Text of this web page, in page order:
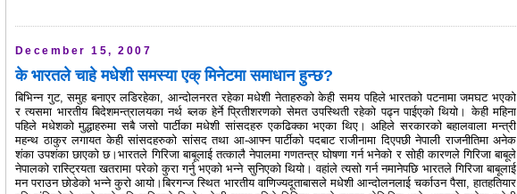
December 15, 2007
के भारतले चाहे मधेशी समस्या एक् मिनेटमा समाधान हुन्छ?
बिभिन्न गुट, समुह बनाएर लडिरहेका, आन्दोलनरत रहेका मधेशी नेताहरुको केही समय पहिले भारतको पटनामा जमघट भएको
र त्यसमा भारतीय बिदेशमन्त्रालयका नर्थ ब्लक हेर्ने प्रितीशरणको सेमत उपस्थिती रहेको पढ्न पाईएको थियो। केही महिना
पहिले मधेशको मुद्धाहरुमा सबै जसो पार्टीका मधेशी सांसदहरु एकढिक्का भएका थिए। अहिले सरकारको बहालवाला मन्त्री
महन्थ ठाकुर लगायत केही सांसदहरुको सांसद तथा आ-आफ्न पार्टीको पदबाट राजीनामा दिएपछी नेपाली राजनीतिमा अनेक
शंका उपशंका छाएको छ।भारतले गिरिजा बाबूलाई तत्कालै नेपालमा गणतन्त्र घोषणा गर्न भनेको र सोही कारणले गिरिजा बाबूले
नेपालको रास्ट्रियता खतरामा परेको कुरा गर्नु भएको भन्ने सुनिएको थियो। वहांले त्यसो गर्न नमानेपछि भारतले गिरिजा बाबूलाई
मन पराउन छोडेको भन्ने कुरो आयो।बिरगन्ज स्थित भारतीय वाणिज्यदूताबासले मधेशी आन्दोलनलाई चर्काउन पैसा, हातहतियार